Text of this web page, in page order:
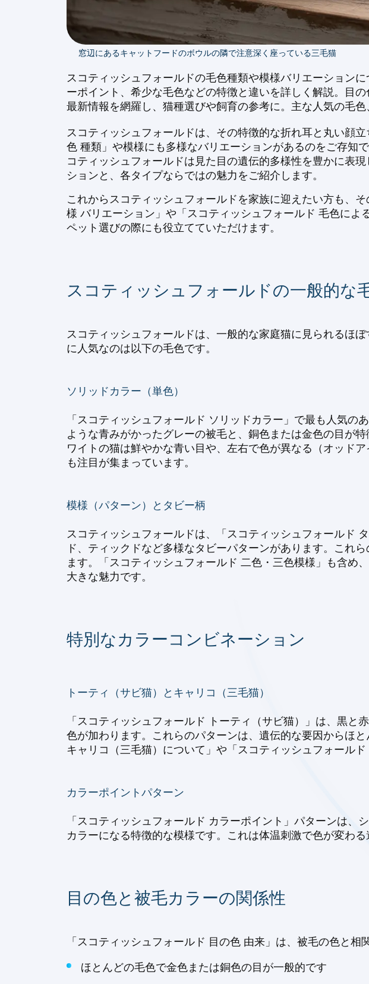
窓辺にあるキャットフードのボウルの隣で注意深く座っている三毛猫
スコティッシュフォールドの毛色種類や模様バリエーション
ーポイント、希少な毛色などの特徴と違いを詳しく解説。目
最新情報を網羅し、猫種選びや飼育の参考に。主な人気の毛
スコティッシュフォールドは、その特徴的な折れ耳と丸い顔
色 種類」や模様にも多様なバリエーションがあるのをご存知
コティッシュフォールドは見た目の遺伝的多様性を豊かに表
ションと、各タイプならではの魅力をご紹介します。
これからスコティッシュフォールドを家族に迎えたい方も、
様 バリエーション」や「スコティッシュフォールド 毛色によ
ペット選びの際にも役立てていただけます。
スコティッシュフォールドの一般的な
スコティッシュフォールドは、一般的な家庭猫に見られるほ
に人気なのは以下の毛色です。
ソリッドカラー（単色）
「スコティッシュフォールド ソリッドカラー」で最も人気
ような青みがかったグレーの被毛と、銅色または金色の目が
ワイトの猫は鮮やかな青い目や、左右で色が異なる（オッド
も注目が集まっています。
模様（パターン）とタビー柄
スコティッシュフォールドは、「スコティッシュフォールド
ド、ティックドなど多様なタビーパターンがあります。これ
ます。「スコティッシュフォールド 二色・三色模様」も含め
大きな魅力です。
特別なカラーコンビネーション
トーティ（サビ猫）とキャリコ（三毛猫）
「スコティッシュフォールド トーティ（サビ猫）」は、黒
色が加わります。これらのパターンは、遺伝的な要因からほ
キャリコ（三毛猫）について」や「スコティッシュフォール
カラーポイントパターン
「スコティッシュフォールド カラーポイント」パターンは
カラーになる特徴的な模様です。これは体温刺激で色が変わ
目の色と被毛カラーの関係性
「スコティッシュフォールド 目の色 由来」は、被毛の色と相
ほとんどの毛色で金色または銅色の目が一般的です